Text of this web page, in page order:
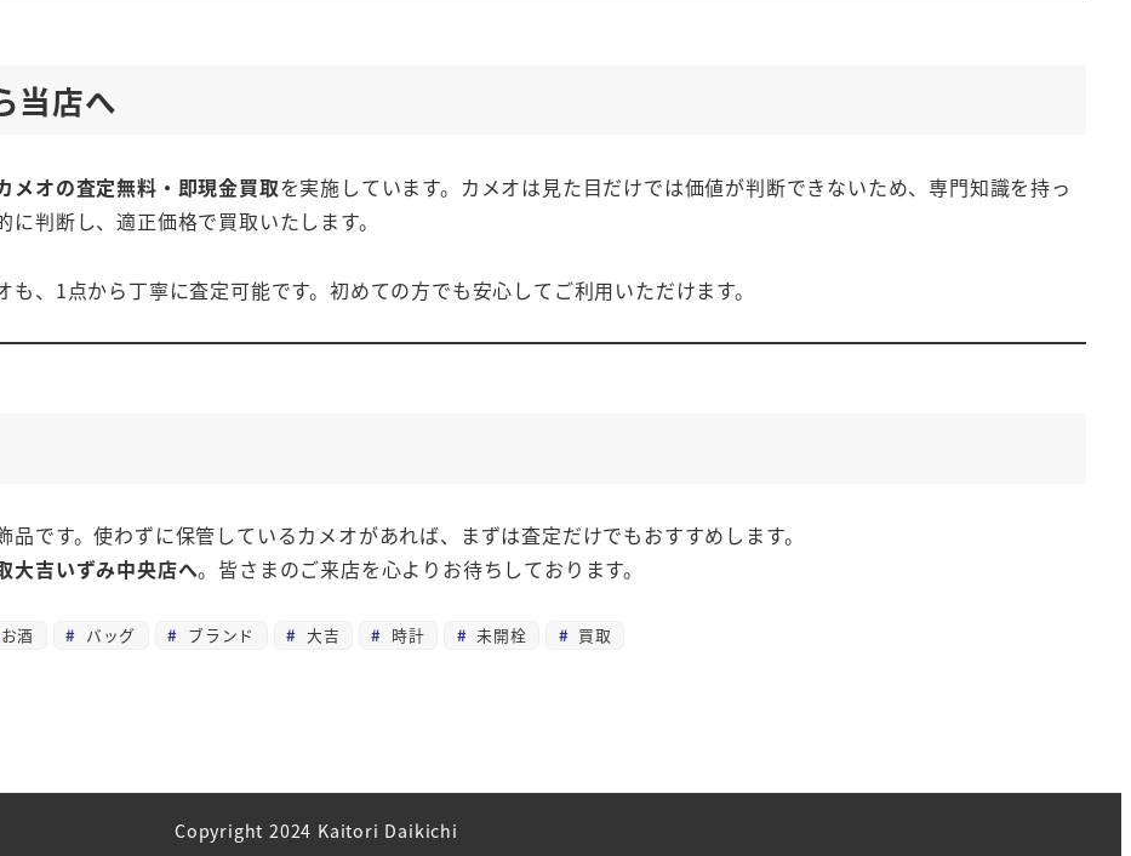
当店へ
メオの査定無料・即現金買取を実施しています。カメオは見た目だけでは価値が判断できないため、専門知識を持っ
に判断し、適正価格で買取いたします。
、1点から丁寧に査定可能です。初めての方でも安心してご利用いただけます。
です。使わずに保管しているカメオがあれば、まずは査定だけでもおすすめします。
大吉いずみ中央店へ。皆さまのご来店を心よりお待ちしております。
お酒 バッグ ブランド 大吉 時計 未開栓 買取
Copyright 2024 Kaitori Daikichi